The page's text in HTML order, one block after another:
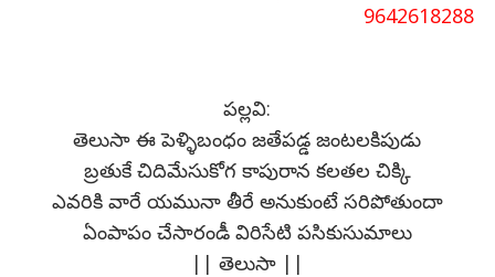
9642618288
పల్లవి:
తెలుసా ఈ పెళ్ళిబంధం జతేపడ్డ జంటలకిపుడు
బ్రతుకే చిదిమేసుకోగ కాపురాన కలతల చిక్కి
ఎవరికి వారే యమునా తీరే అనుకుంటే సరిపోతుందా
ఏంపాపం చేసారండీ విరిసేటి పసికుసుమాలు
|| తెలుసా ||